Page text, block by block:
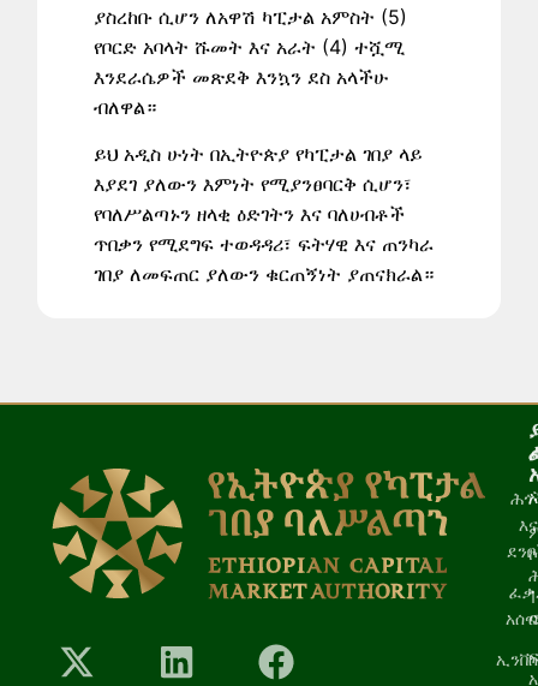
ያስረከቡ ሲሆን ለአዋሽ ካፒታል አምስት (5)
የቦርድ አባላት ሹመት እና አራት (4) ተሿሚ
እንደራሴዎች መጽደቅ እንኳን ደስ አላችሁ
ብለዋል።
ይህ አዲስ ሁነት በኢትዮጵያ የካፒታል ገበያ ላይ
እያደገ ያለውን እምነት የሚያንፀባርቅ ሲሆን፣
የባለሥልጣኑን ዘላቂ ዕድገትን እና ባለሀብቶች
ጥበቃን የሚደግፍ ተወዳዳሪ፣ ፍትሃዊ እና ጠንካራ
ገበያ ለመፍጠር ያለውን ቁርጠኝነት ያጠናክራል።
እና